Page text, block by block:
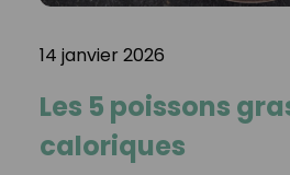
14 janvier 2026
Les 5 poissons
caloriques